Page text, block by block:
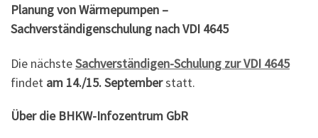
Planung von Wärmepumpen –
Sachverständigenschulung nach VDI 4645
Die nächsteSachverständigen-Schulung zur VDI 4645
findet am 14./15. Septemberstatt.
Über die BHKW-Infozentrum GbR